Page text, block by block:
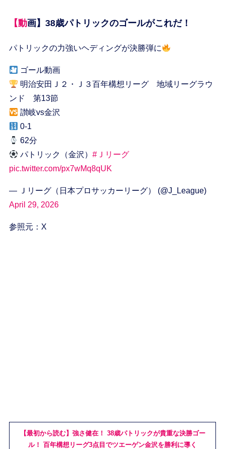
【動画】38歳パトリックのゴールがこれだ！
パトリックの力強いヘディングが決勝弾に
ゴール動画
明治安田Ｊ２・Ｊ３百年構想リーグ 地域リーグラウ
ンド 第13節
讃岐vs金沢
0-1
62分
パトリック（金沢）#Ｊリーグ
pic.twitter.com/px7wMq8qUK
— Ｊリーグ（日本プロサッカーリーグ） (@J_League)
April 29, 2026
参照元：X
【最初から読む】強さ健在！ 38歳パトリックが貴重な決勝ゴー
ル！ 百年構想リーグ3点目でツエーゲン金沢を勝利に導く